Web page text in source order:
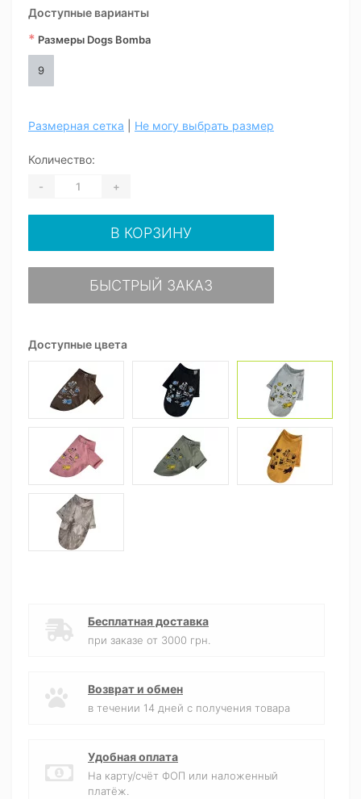
Доступные цвета
Доступные варианты
* Размеры Dogs Bomba
9
Размерная сетка Не могу выбрать размер
Количество:
- +
В КОРЗИНУ
БЫСТРЫЙ ЗАКАЗ
Бесплатная доставка
при заказе от 3000 грн.
Возврат и обмен
в течении 14 дней с получения товара
Удобная оплата
На карту/счёт ФОП или наложенный
платёж.